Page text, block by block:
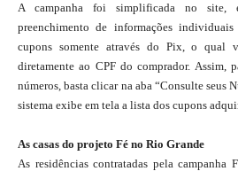
A campanha foi simplificada no site,
preenchimento de informações
cupons somente através do Pix, o qual
diretamente ao CPF do comprador. Assim,
números, basta clicar na aba “Consulte seus
sistema exibe em tela a lista dos cupons
As casas do projeto Fé no Rio Grande
As residências contratadas pela campanha